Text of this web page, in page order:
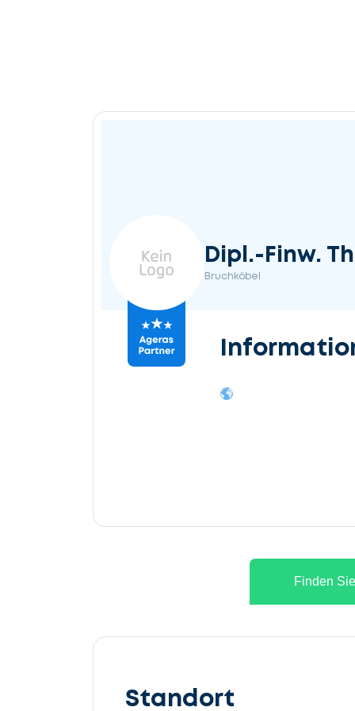
Dipl.-Finw.
Bruchköbel
Finden
Standort
Lassen